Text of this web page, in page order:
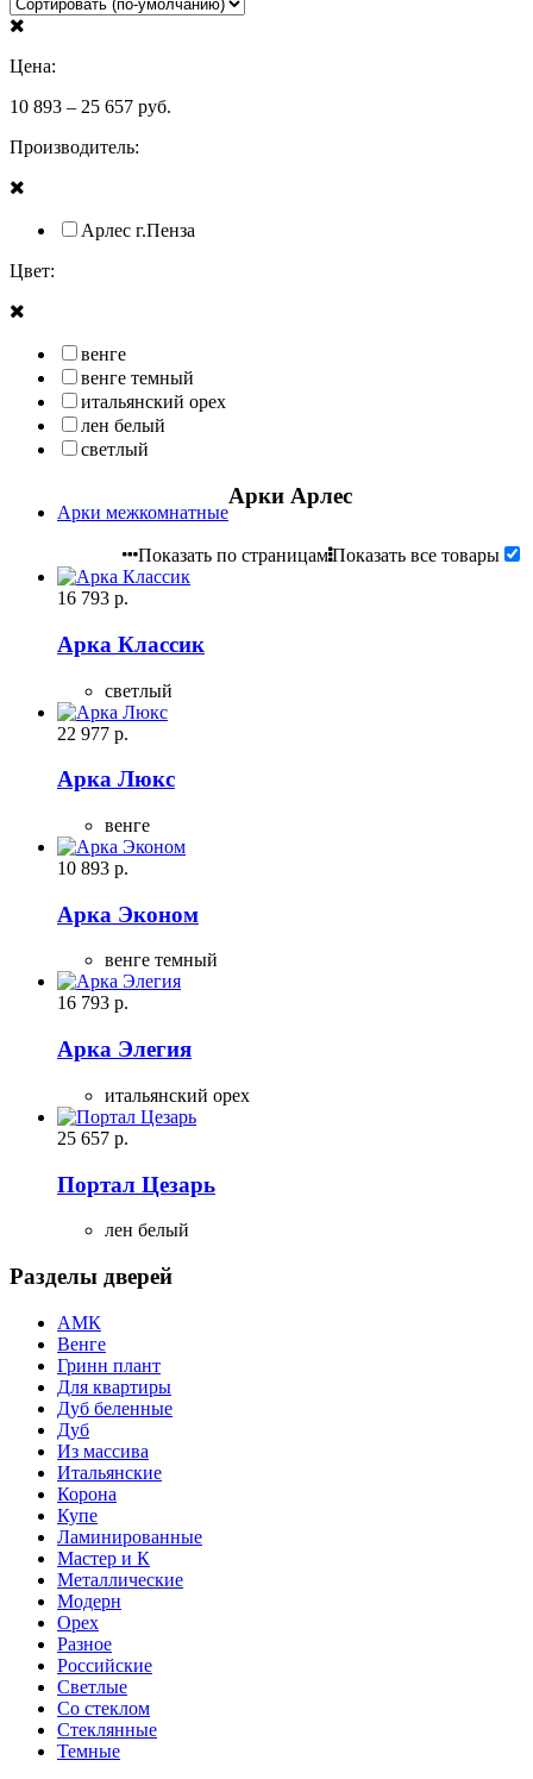
Цена:
10 893 – 25 657 руб.
Производитель:
Арлес г.Пенза
Цвет:
венге
венге темный
итальянский орех
лен белый
светлый
Арки межкомнатные
Арки Арлес
Показать по страницамПоказать все товары
16 793 р.
Арка Классик
светлый
22 977 р.
Арка Люкс
венге
10 893 р.
Арка Эконом
венге темный
16 793 р.
Арка Элегия
итальянский орех
25 657 р.
Портал Цезарь
лен белый
Разделы дверей
АМК
Венге
Гринн плант
Для квартиры
Дуб беленные
Дуб
Из массива
Итальянские
Корона
Купе
Ламинированные
Мастер и К
Металлические
Модерн
Орех
Разное
Российские
Светлые
Со стеклом
Стеклянные
Темные